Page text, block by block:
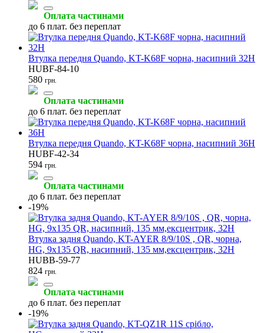
Оплата частинами
до 6 плат. без переплат
Втулка передня Quando, KT-K68F чорна, насипний 32H
HUBF-84-10
580 грн.
Оплата частинами
до 6 плат. без переплат
Втулка передня Quando, KT-K68F чорна, насипний 36H
HUBF-42-34
594 грн.
Оплата частинами
до 6 плат. без переплат
-19%
Втулка задня Quando, KT-AYER 8/9/10S , QR, чорна,
HG, 9x135 QR, насипний, 135 мм,ексцентрик, 32H
HUBB-59-77
824 грн.
Оплата частинами
до 6 плат. без переплат
-19%